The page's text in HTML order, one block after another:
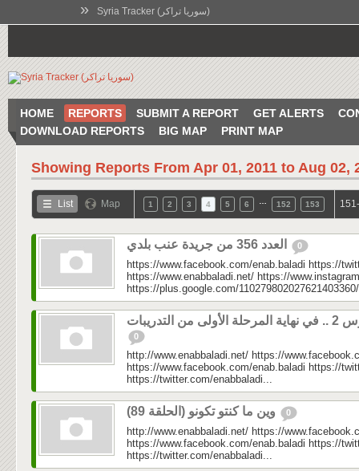
» Syria Tracker (سوريا تراكر)
HOME REPORTS SUBMIT A REPORT GET ALERTS
DOWNLOAD REPORTS
BIG MAP PRINT MAP
Showing Reports From Apr 01, 2011 to Aug 02,
List Map 1 2 3 4 5 6 152 153
0
https://www.facebook.com/enab.baladi https://
https://www.enabbaladi.net/ https://
https://plus.google.com/
من التدريبات
0
http://www.enabbaladi.net/ https://
https://www.facebook.com/enab.baladi https://
https://twitter.com/enabbaladi...
0
http://www.enabbaladi.net/ https://
https://www.facebook.com/enab.baladi https://
https://twitter.com/enabbaladi...